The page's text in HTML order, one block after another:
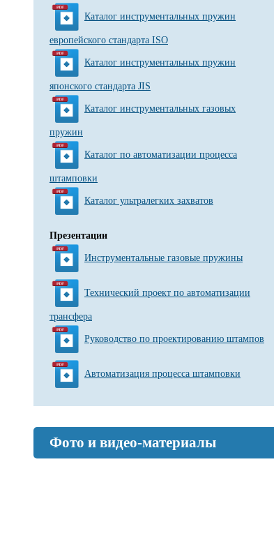
Каталог инструментальных пружин
европейского стандарта ISO
Каталог инструментальных пружин
японского стандарта JIS
Каталог инструментальных газовых
пружин
Каталог по автоматизации процесса
штамповки
Каталог ультралегких захватов
Презентации
Инструментальные газовые пружины
Технический проект по автоматизации
трансфера
Руководство по проектированию штампов
Автоматизация процесса штамповки
Фото и видео-материалы